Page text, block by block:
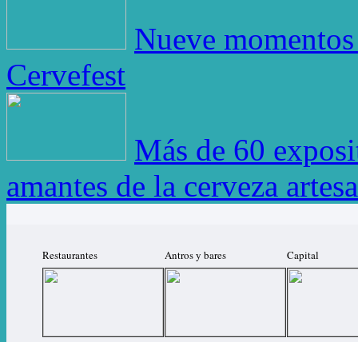
Nueve
Cervefest
Más de 60
amantes de la cerveza
Restaurantes Antros y bares Capital